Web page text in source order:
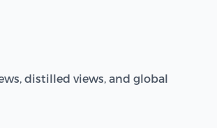
distilled views, and global